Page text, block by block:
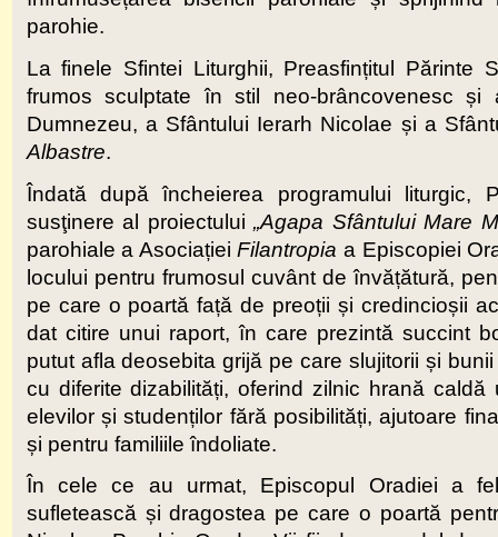
parohie.
La finele Sfintei Liturghii, Preasfințitul Părinte
frumos sculptate în stil neo-brâncovenesc și
Dumnezeu, a Sfântului Ierarh Nicolae și a
Albastre.
Îndată după încheierea programului liturgic,
susţinere al proiectului„Agapa Sfântului Mare
parohiale a AsociațieiFilantropia a Episcopiei
locului pentru frumosul cuvânt de învățătură,
pe care o poartă față de preoții și credincioșii
dat citire unui raport, în care prezintă succint
putut afla deosebita grijă pe care slujitorii și
cu diferite dizabilități, oferind zilnic hrană
elevilor și studenților fără posibilități, ajutoare
și pentru familiile îndoliate.
În cele ce au urmat, Episcopul Oradiei a
sufletească și dragostea pe care o poartă